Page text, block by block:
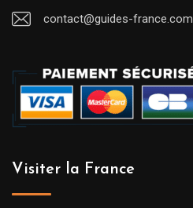
contact@guides-france.com
Visiter la France